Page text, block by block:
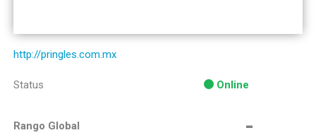
http://pringles.com.mx
Status Online
Rango Global -